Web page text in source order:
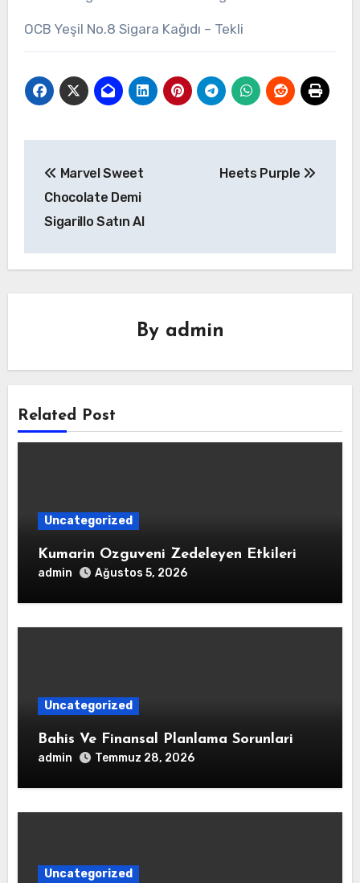
OCB Yeşil No.8 Sigara Kağıdı – Tekli
gezinmesi
Marvel Sweet
Chocolate Demi
Sigarillo Satın Al
Heets Purple
By admin
Related Post
Uncategorized
Kumarin Ozguveni Zedeleyen Etkileri
admin Ağustos 5, 2026
Uncategorized
Bahis Ve Finansal Planlama Sorunlari
admin Temmuz 28, 2026
Uncategorized